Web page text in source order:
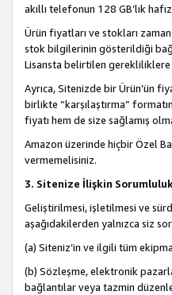
akıllı telefonun 128 GB’lık
Ürün fiyatları ve stokları
stok bilgilerinin gösterildiği
Lisansta belirtilen
Ayrıca, Sitenizde bir Ürün’ün
birlikte “karşılaştırma”
fiyatı hem de size sağlamış
Amazon üzerinde hiçbir Özel
vermemelisiniz.
3. Sitenize İlişkin
Geliştirilmesi, işletilmesi ve
aşağıdakilerden yalnızca siz
(a) Siteniz’in ve ilgili tüm
(b) Sözleşme, elektronik
bağlantılar veya tazmin